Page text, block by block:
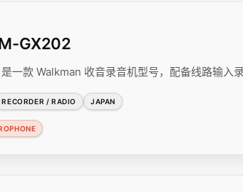
GX202
一款 Walkman 收音录音机型号，配备线路输入
RECORDER / RADIO JAPAN